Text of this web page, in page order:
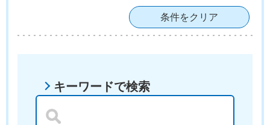
条件をクリア
キーワードで検索